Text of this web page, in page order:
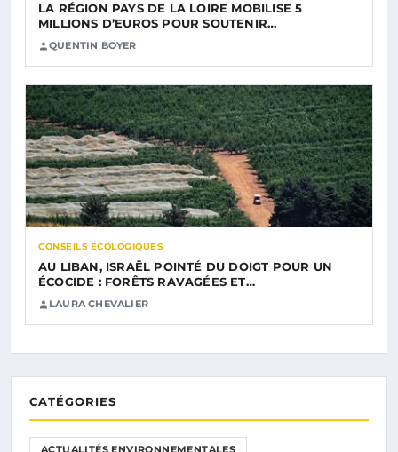
LA RÉGION PAYS DE LA LOIRE MOBILISE 5
MILLIONS D’EUROS POUR SOUTENIR…
QUENTIN BOYER
CONSEILS ÉCOLOGIQUES
AU LIBAN, ISRAËL POINTÉ DU DOIGT POUR UN
ÉCOCIDE : FORÊTS RAVAGÉES ET…
LAURA CHEVALIER
CATÉGORIES
ACTUALITÉS ENVIRONNEMENTALES